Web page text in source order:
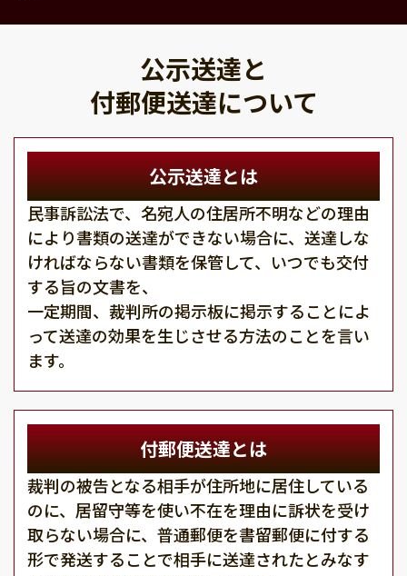
公示送達と
付郵便送達について
公示送達とは
民事訴訟法で、名宛人の住居所不明などの理由
により書類の送達ができない場合に、送達しな
ければならない書類を保管して、いつでも交付
する旨の文書を、
一定期間、裁判所の掲示板に掲示することによ
って送達の効果を生じさせる方法のことを言い
ます。
付郵便送達とは
裁判の被告となる相手が住所地に居住している
のに、居留守等を使い不在を理由に訴状を受け
取らない場合に、普通郵便を書留郵便に付する
形で発送することで相手に送達されたとみなす